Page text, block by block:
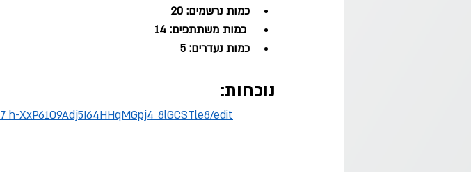
כמות נרשמים: 20
כמות נעדרים: 5
נוכחות:
XxP61O9Adj5I64HHqMGpj4_8lGCSTle8/edit